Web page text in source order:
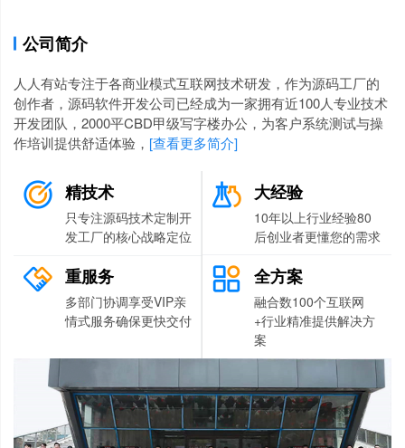
公司简介
人人有站专注于各商业模式互联网技术研发，作为源码工厂的
创作者，源码软件开发公司已经成为一家拥有近100人专业技术
开发团队，2000平CBD甲级写字楼办公，为客户系统测试与操
作培训提供舒适体验， [查看更多简介]
精技术
只专注源码技术定制开
发工厂的核心战略定位
大经验
10年以上行业经验80
后创业者更懂您的需求
重服务
多部门协调享受VIP亲
情式服务确保更快交付
全方案
融合数100个互联网
+行业精准提供解决方
案